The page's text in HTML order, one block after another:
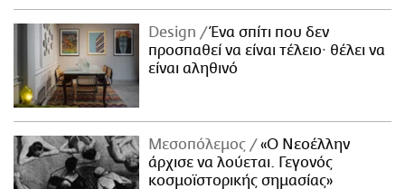
Design
Ένα σπίτι που δεν
προσπαθεί να είναι τέλειο· θέλει να
είναι αληθινό
Μεσοπόλεμος
«Ο Νεοέλλην
άρχισε να λούεται. Γεγονός
κοσμοϊστορικής σημασίας»